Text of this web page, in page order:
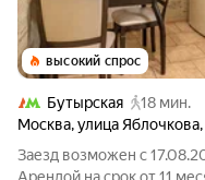
высокий спрос
Бутырская
18 мин.
Москва,улица Яблочкова,
Заезд возможен с